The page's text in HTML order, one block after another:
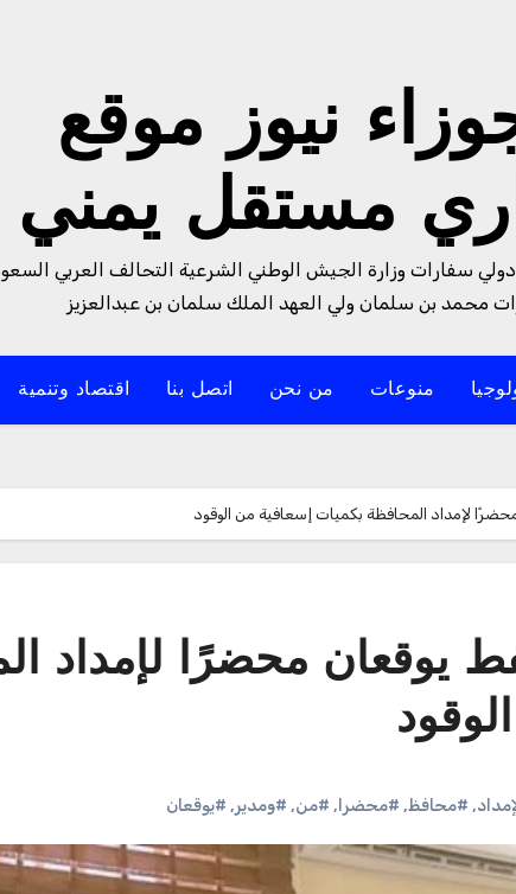
نيوز موقع
مستقل يمني
سفارات وزارة الجيش الوطني الشرعية التحالف العربي
محمد بن سلمان ولي العهد الملك سلمان بن عبدالعزيز
منوعات من نحن اتصل بنا اقتصاد وتنمية
لإمداد المحافظة بكميات إسعافية من الوقود
يوقعان محضرًا لإمداد
, #محافظ, #محضرا , #من, #ومدير, #يوقعان